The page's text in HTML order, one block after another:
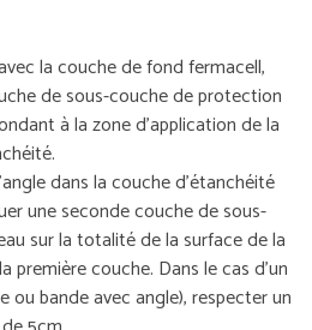
la couche de fond fermacell,
de sous-couche de protection
à la zone d’application de la
dans la couche d’étanchéité
une seconde couche de sous-
sur la totalité de la surface de la
première couche. Dans le cas d’un
ou bande avec angle), respecter un